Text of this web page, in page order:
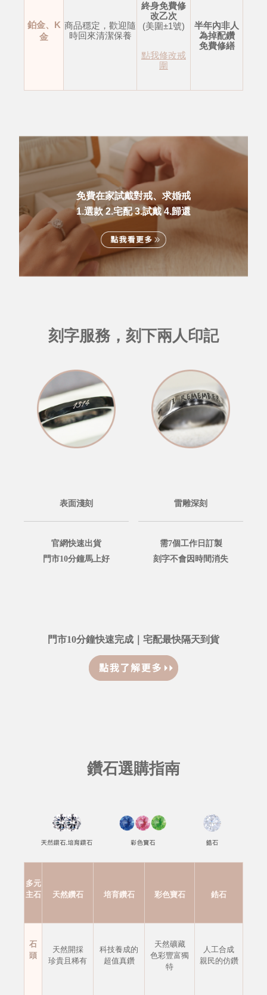
鉑金、K
金
商品穩定，歡迎隨
時回來清潔保養
終身免費修
改乙次
(美圍±1號)
點我修改戒
圍
半年內非人
為掉配鑽
免費修繕
免費在家試戴對戒、求婚戒
1.選款 2.宅配 3.試戴 4.歸還
刻字服務，刻下兩人印記
表面淺刻
官網快速出貨
門市10分鐘馬上好
雷雕深刻
需7個工作日訂製
刻字不會因時間消失
門市10分鐘快速完成｜宅配最快隔天到貨
鑽石選購指南
多元
主石
天然鑽石 培育鑽石 彩色寶石 鋯石
石
頭
天然開採
珍貴且稀有
科技養成的
超值真鑽
天然礦藏
色彩豐富獨
特
人工合成
親民的仿鑽